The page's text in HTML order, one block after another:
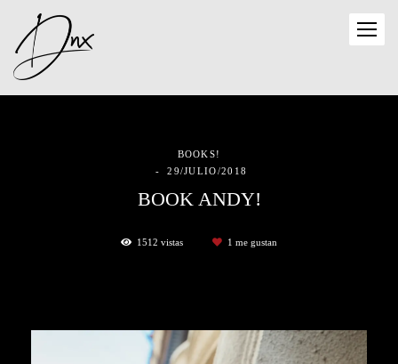
BOOKS!
29/JULIO/2018
BOOK ANDY!
1512 vistas 1 me gustan